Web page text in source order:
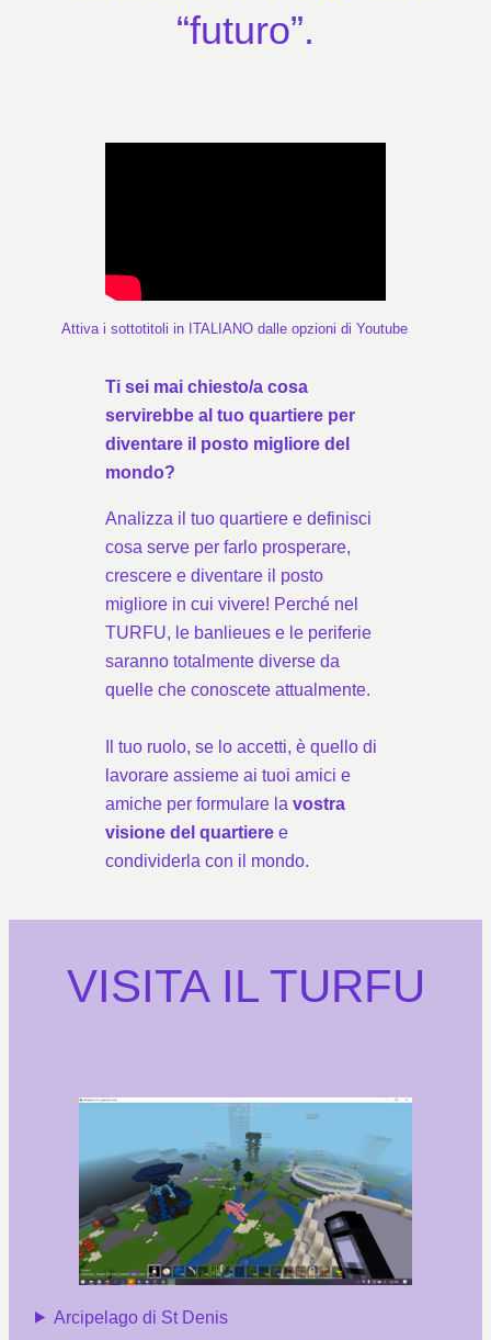
“futuro”.
Attiva i sottotitoli in ITALIANO dalle opzioni di Youtube
Ti sei mai chiesto/a cosa
servirebbe al tuo quartiere per
diventare il posto migliore del
mondo?
Analizza il tuo quartiere e definisci
cosa serve per farlo prosperare,
crescere e diventare il posto
migliore in cui vivere! Perché nel
TURFU, le banlieues e le periferie
saranno totalmente diverse da
quelle che conoscete attualmente.
Il tuo ruolo, se lo accetti, è quello di
lavorare assieme ai tuoi amici e
amiche per formulare la vostra
visione del quartiere e
condividerla con il mondo.
VISITA IL TURFU
Arcipelago di St Denis